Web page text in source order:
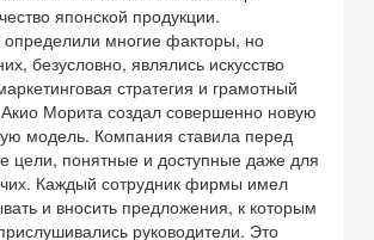
японской продукции.
многие факторы, но
безусловно, являлись искусство
стратегия и грамотный
Морита создал совершенно новую
модель. Компания ставила перед
цели, понятные и доступные даже для
Каждый сотрудник фирмы имел
и вносить предложения, к которым
руководители. Это